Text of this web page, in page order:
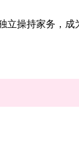
操持家务，